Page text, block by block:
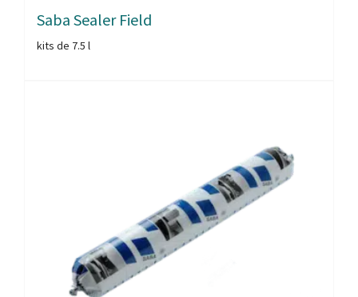
Saba Sealer Field
kits de 7.5 l